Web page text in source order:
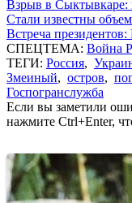
Взрыв в Сыктывкаре:
Стали известны
Встреча
СПЕЦТЕМА: Война
ТЕГИ: Россия,
Змеиный, остров,
Госпогранслужба
Если вы заметили
нажмите Ctrl+Enter,